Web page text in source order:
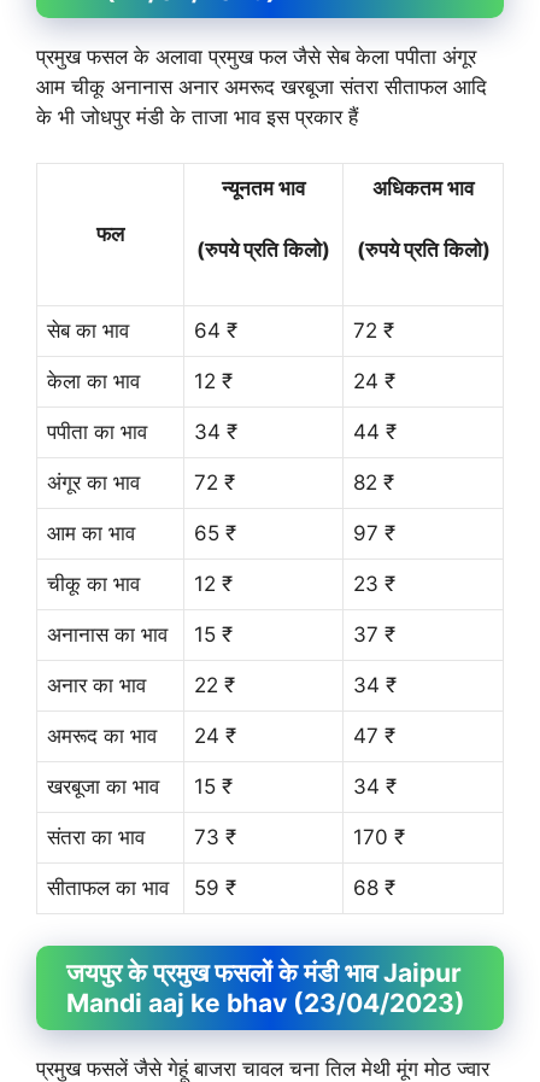
प्रमुख फसल के अलावा प्रमुख फल जैसे सेब केला पपीता अंगूर
आम चीकू अनानास अनार अमरूद खरबूजा संतरा सीताफल आदि
के भी जोधपुर मंडी के ताजा भाव इस प्रकार हैं
फल
न्यूनतम भाव
(रुपये प्रति किलो)
अधिकतम भाव
(रुपये प्रति किलो)
सेब का भाव 64 ₹ 72 ₹
केला का भाव 12 ₹ 24 ₹
पपीता का भाव 34 ₹ 44 ₹
अंगूर का भाव 72 ₹ 82 ₹
आम का भाव 65 ₹ 97 ₹
चीकू का भाव 12 ₹ 23 ₹
अनानास का भाव 15 ₹ 37 ₹
अनार का भाव 22 ₹ 34 ₹
अमरूद का भाव 24 ₹ 47 ₹
खरबूजा का भाव 15 ₹ 34 ₹
संतरा का भाव 73 ₹ 170 ₹
सीताफल का भाव 59 ₹ 68 ₹
जयपुर के प्रमुख फसलों के मंडी भाव Jaipur
Mandi aaj ke bhav (23/04/2023)
प्रमुख फसलें जैसे गेहूं बाजरा चावल चना तिल मेथी मूंग मोठ ज्वार